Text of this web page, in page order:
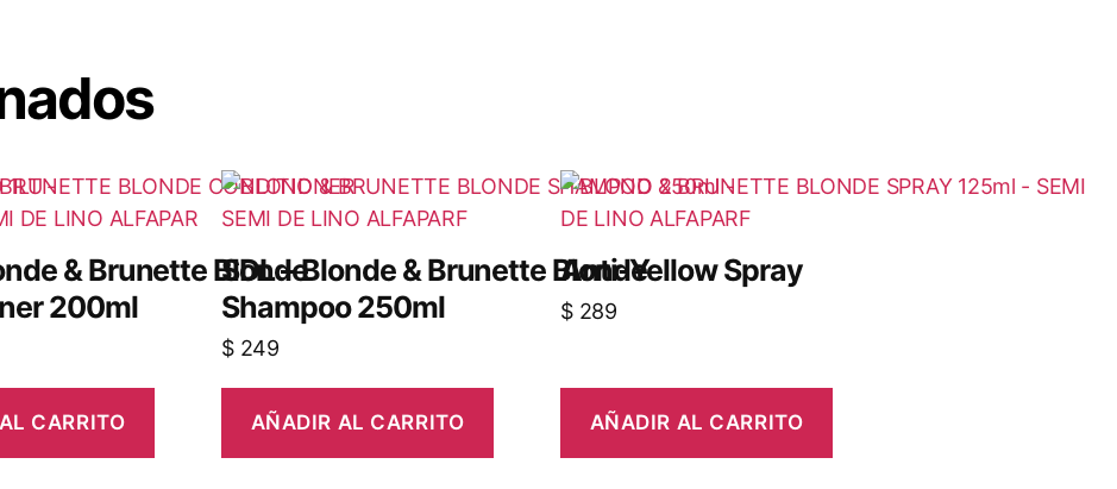
& Brunette Blonde
200ml
CARRITO
SDL – Blonde & Brunette Blonde
Shampoo 250ml
$249
AÑADIR AL CARRITO
Anti-Yellow Spray
$289
AÑADIR AL CARRITO